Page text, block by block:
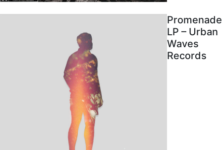
Promenade
LP – Urban
Waves
Records